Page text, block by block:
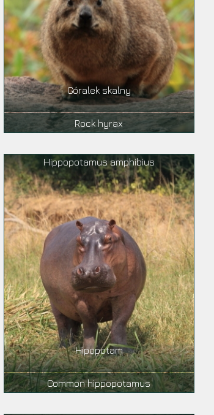
Góralek skalny
Rock hyrax
Hippopotamus amphibius
Hipopotam
Common hippopotamus